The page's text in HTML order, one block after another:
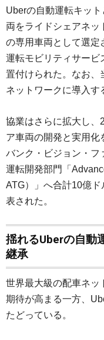
Uberの自動運転キッ
両をライドシェアネッ
の専用車両として選定
運転モビリティサービ
置付けられた。なお、
ネットワークに導入す
協業はさらに拡大し、
ア車両の開発と実用化
バンク・ビジョン・フ
運転開発部門「
ATG）」へ合計10億
表された。
揺れるUberの自動
継承
世界最大級の配車ネッ
期待が高まる一方、
たどっている。